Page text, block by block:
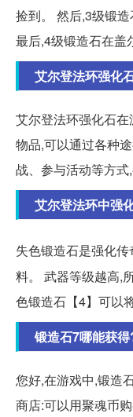
捡到。 然后,3级锻造
最后,4级锻造石在盖
艾尔登法环强化
艾尔登法环强化石
物品,可以通过各种
战、参与活动等方式
艾尔登法环中强
失色锻造石是强化
料。 武器等级越高,
色锻造石【4】可以
锻造石7哪能获得
您好,在游戏中,锻造
商店:可以用聚魂币